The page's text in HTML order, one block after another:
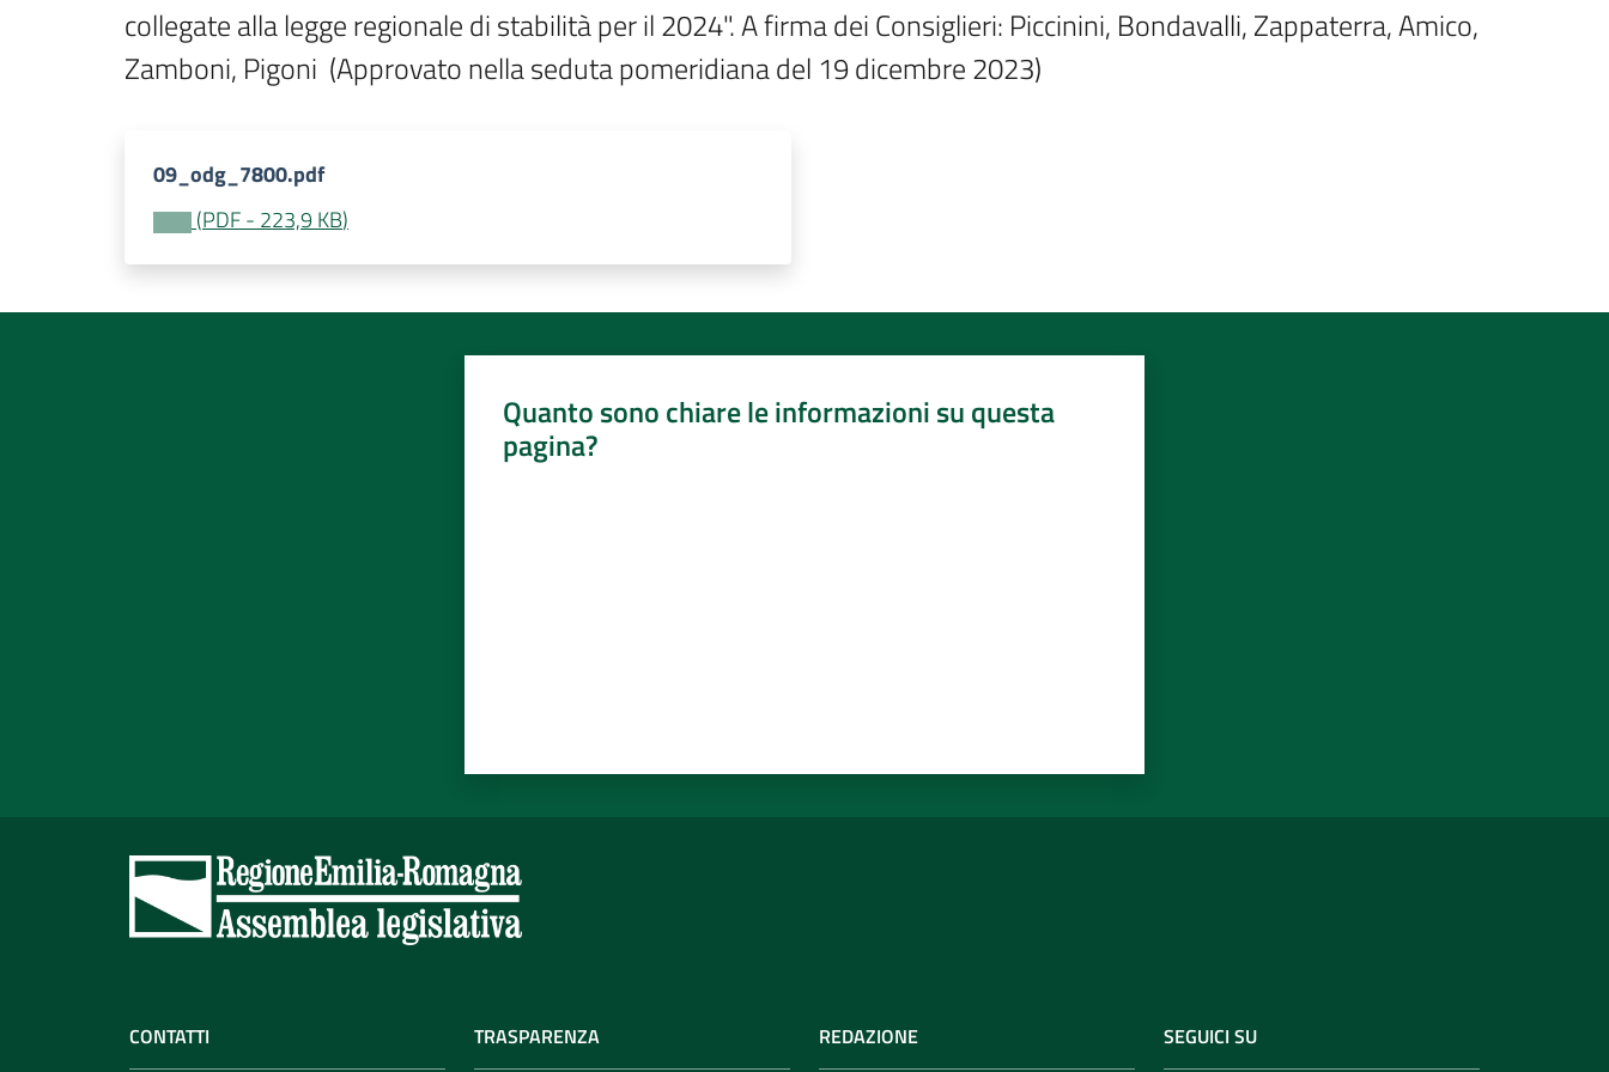
collegate alla legge regionale di stabilità per il 2024". A firma dei Consiglieri: Piccinini, Bondavalli, Zappaterra, Amico,
Zamboni, Pigoni  (Approvato nella seduta pomeridiana del 19 dicembre 2023)
09_odg_7800.pdf
(PDF- 223,9 KB)
Quanto sono chiare le informazioni su questa
pagina?
CONTATTI TRASPARENZA REDAZIONE SEGUICI SU